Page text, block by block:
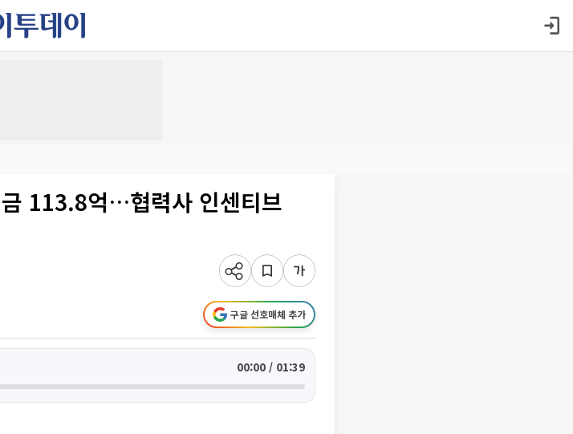
113.8억…협력사 인센티브
구글 선호매체 추가
00:00 / 01:39